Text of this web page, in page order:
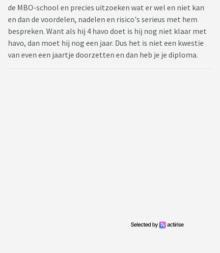
de MBO-school en precies uitzoeken wat er wel en niet kan
en dan de voordelen, nadelen en risico's serieus met hem
bespreken. Want als hij 4 havo doet is hij nog niet klaar met
havo, dan moet hij nog een jaar. Dus het is niet een kwestie
van even een jaartje doorzetten en dan heb je je diploma.